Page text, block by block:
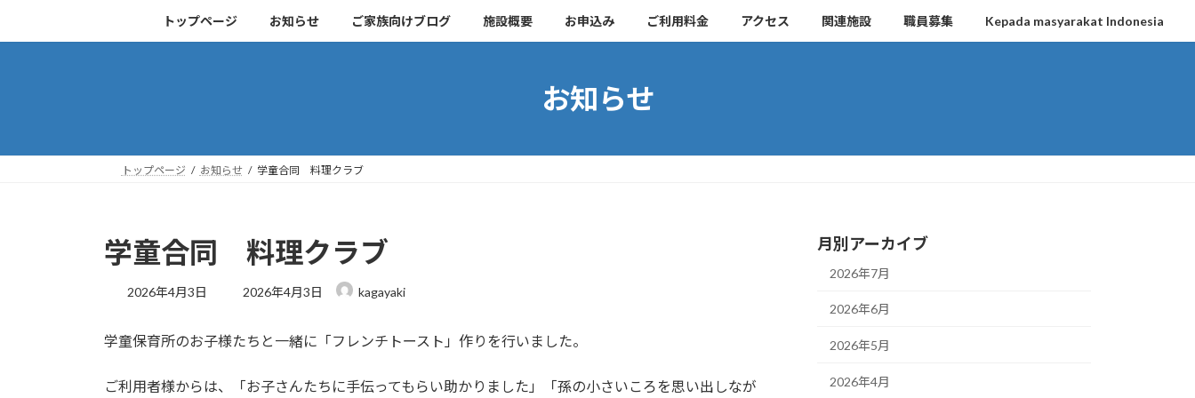
キ
に
トップページ お知らせ ご家族向けブログ 施設概要 お申込み ご利用料金 アクセス 関連施設 職員募集 Kepada masyarakat Indonesia
お知らせ
トップページ お知らせ 学童合同 料理クラブ
学童合同 料理クラブ
2026年4月3日
最
新
:
2026年4月3日 kagayaki
学童保育所のお子様たちと一緒に「フレンチトースト」作りを行いました。
ご利用者様からは、「お子さんたちに手伝ってもらい助かりました」「孫の小さいころを思い出しなが
月別アーカイブ
2026年7月
2026年6月
2026年5月
2026年4月